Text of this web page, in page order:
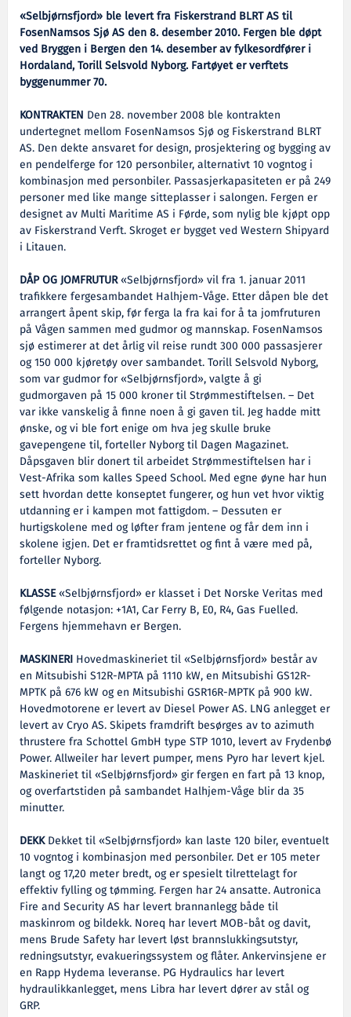
«Selbjørnsfjord» ble levert fra Fiskerstrand BLRT AS til
FosenNamsos Sjø AS den 8. desember 2010. Fergen ble døpt
ved Bryggen i Bergen den 14. desember av fylkesordfører i
Hordaland, Torill Selsvold Nyborg. Fartøyet er verftets
byggenummer 70.
KONTRAKTEN Den 28. november 2008 ble kontrakten
undertegnet mellom FosenNamsos Sjø og Fiskerstrand BLRT
AS. Den dekte ansvaret for design, prosjektering og bygging av
en pendelferge for 120 personbiler, alternativt 10 vogntog i
kombinasjon med personbiler. Passasjerkapasiteten er på 249
personer med like mange sitteplasser i salongen. Fergen er
designet av Multi Maritime AS i Førde, som nylig ble kjøpt opp
av Fiskerstrand Verft. Skroget er bygget ved Western Shipyard
i Litauen.
DÅP OG JOMFRUTUR«Selbjørnsfjord» vil fra 1. januar 2011
trafikkere fergesambandet Halhjem-Våge. Etter dåpen ble det
arrangert åpent skip, før ferga la fra kai for å ta jomfruturen
på Vågen sammen med gudmor og mannskap. FosenNamsos
sjø estimerer at det årlig vil reise rundt 300 000 passasjerer
og 150 000 kjøretøy over sambandet. Torill Selsvold Nyborg,
som var gudmor for «Selbjørnsfjord», valgte å gi
gudmorgaven på 15 000 kroner til Strømmestiftelsen. – Det
var ikke vanskelig å finne noen å gi gaven til. Jeg hadde mitt
ønske, og vi ble fort enige om hva jeg skulle bruke
gavepengene til, forteller Nyborg til Dagen Magazinet.
Dåpsgaven blir donert til arbeidet Strømmestiftelsen har i
Vest-Afrika som kalles Speed School. Med egne øyne har hun
sett hvordan dette konseptet fungerer, og hun vet hvor viktig
utdanning er i kampen mot fattigdom. – Dessuten er
hurtigskolene med og løfter fram jentene og får dem inn i
skolene igjen. Det er framtidsrettet og fint å være med på,
forteller Nyborg.
KLASSE«Selbjørnsfjord» er klasset i Det Norske Veritas med
følgende notasjon: +1A1, Car Ferry B, E0, R4, Gas Fuelled.
Fergens hjemmehavn er Bergen.
MASKINERI Hovedmaskineriet til «Selbjørnsfjord» består av
en Mitsubishi S12R-MPTA på 1110 kW, en Mitsubishi GS12R-
MPTK på 676 kW og en Mitsubishi GSR16R-MPTK på 900 kW.
Hovedmotorene er levert av Diesel Power AS. LNG anlegget er
levert av Cryo AS. Skipets framdrift besørges av to azimuth
thrustere fra Schottel GmbH type STP 1010, levert av Frydenbø
Power. Allweiler har levert pumper, mens Pyro har levert kjel.
Maskineriet til «Selbjørnsfjord» gir fergen en fart på 13 knop,
og overfartstiden på sambandet Halhjem-Våge blir da 35
minutter.
DEKKDekket til «Selbjørnsfjord» kan laste 120 biler, eventuelt
10 vogntog i kombinasjon med personbiler. Det er 105 meter
langt og 17,20 meter bredt, og er spesielt tilrettelagt for
effektiv fylling og tømming. Fergen har 24 ansatte. Autronica
Fire and Security AS har levert brannanlegg både til
maskinrom og bildekk. Noreq har levert MOB-båt og davit,
mens Brude Safety har levert løst brannslukkingsutstyr,
redningsutstyr, evakueringssystem og flåter. Ankervinsjene er
en Rapp Hydema leveranse. PG Hydraulics har levert
hydraulikkanlegget, mens Libra har levert dører av stål og
GRP.